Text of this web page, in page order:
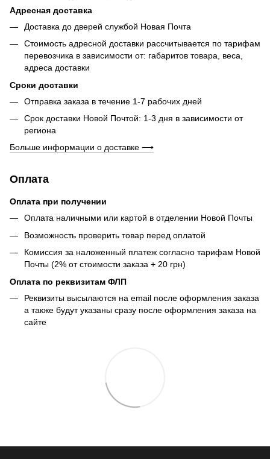
Адресная доставка
Доставка до дверей службой Новая Почта
Стоимость адресной доставки рассчитывается по тарифам
перевозчика в зависимости от: габаритов товара, весa,
адреса доставки
Сроки доставки
Отправка заказа в течение 1-7 рабочих дней
Срок доставки Новой Почтой: 1-3 дня в зависимости от
региона
Больше информации о доставке ⟶
Оплата
Оплата при получении
Оплата наличными или картой в отделении Новой Почты
Возможность проверить товар перед оплатой
Комиссия за наложенный платеж согласно тарифам Новой
Почты (2% от стоимости заказа + 20 грн)
Оплата по реквизитам ФЛП
Реквизиты высылаются на email после оформления заказа
а также будут указаны сразу после оформления заказа на
сайте